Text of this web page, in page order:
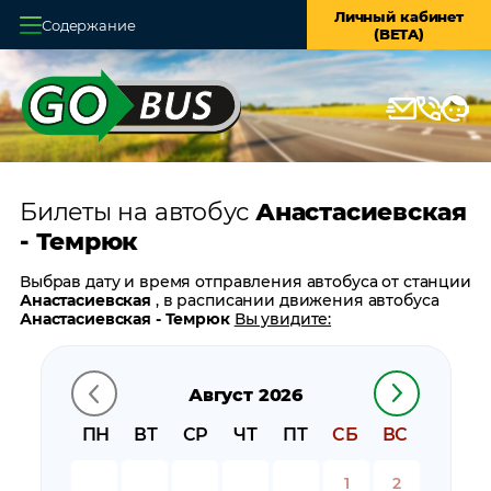
Содержание
Личный кабинет
(BETA)
Главная
О системе
Оплата и доставка
Возврат билетов
Заказ автобуса
Контакты
Билеты на автобусАнастасиевская
- Темрюк
Август 2026
ПН
ВТ СР ЧТ ПТ СБ ВС
1 2
Выбрав дату и время отправления автобуса от станции
Анастасиевская , в расписании движения автобуса
Анастасиевская - Темрюк Вы увидите:
время прибытия
время в пути
цену билета